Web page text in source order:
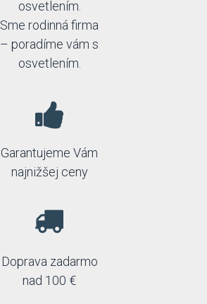
osvetlením.
Sme rodinná firma
– poradíme vám s
osvetlením.
Garantujeme Vám
najnižšej ceny
Doprava zadarmo
nad 100 €